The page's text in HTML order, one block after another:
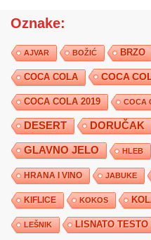
Oznake:
AJVAR BOŽIĆ BRZO
COCA COLA COCA
COCA COLA 2019 COCA
DESERT DORUČAK
GLAVNO JELO HLEB
HRANA I VINO JABUKE
KIFLICE KOKOS
LEŠNIK LISNATO TESTO